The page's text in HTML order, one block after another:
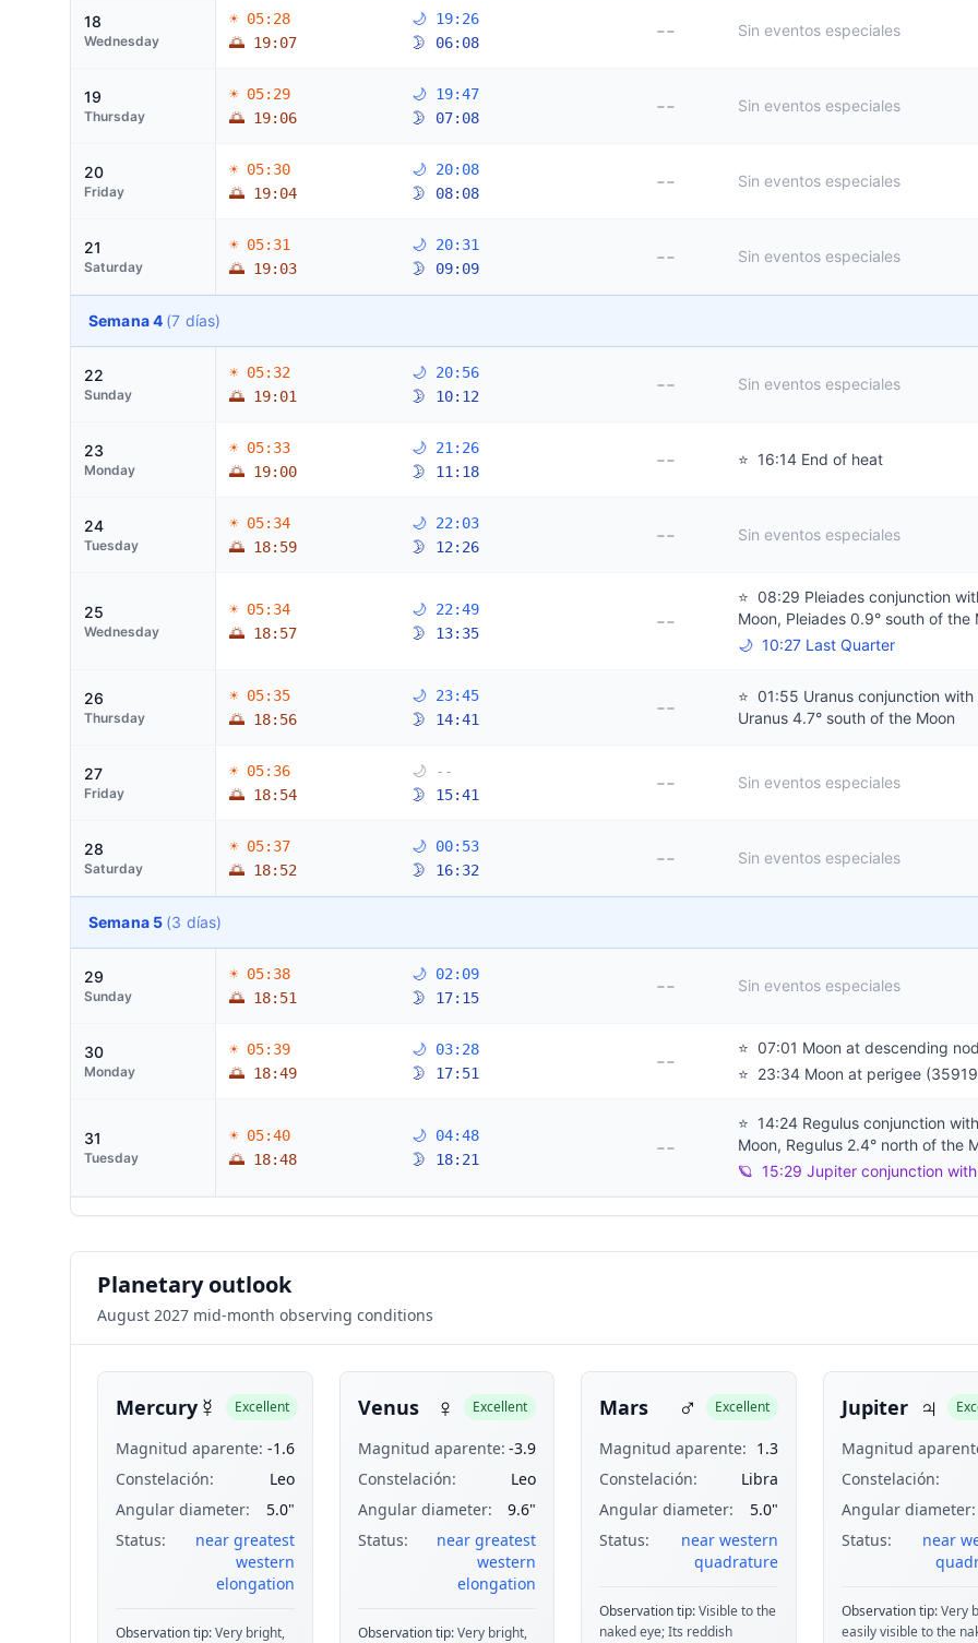
18
Wednesday
☀ 05:28
🌅 19:07
🌙 19:26
🌛 06:08
-- Sin eventos especiales
19
Thursday
☀ 05:29
🌅 19:06
🌙 19:47
🌛 07:08
-- Sin eventos especiales
20
Friday
☀ 05:30
🌅 19:04
🌙 20:08
🌛 08:08
-- Sin eventos especiales
21
Saturday
☀ 05:31
🌅 19:03
🌙 20:31
🌛 09:09
-- Sin eventos especiales
Semana 4 (7 días)
22
Sunday
☀ 05:32
🌅 19:01
🌙 20:56
🌛 10:12
-- Sin eventos especiales
23
Monday
☀ 05:33
🌅 19:00
🌙 21:26
🌛 11:18
-- ⭐ 16:14 End of heat
24
Tuesday
☀ 05:34
🌅 18:59
🌙 22:03
🌛 12:26
-- Sin eventos especiales
25
Wednesday
☀ 05:34
🌅 18:57
🌙 22:49
🌛 13:35
--
⭐ 08:29 Pleiades conjunction
Moon, Pleiades 0.9° south of the
🌙 10:27 Last Quarter
26
Thursday
☀ 05:35
🌅 18:56
🌙 23:45
🌛 14:41
-- ⭐ 01:55 Uranus conjunction with
Uranus 4.7° south of the Moon
27
Friday
☀ 05:36
🌅 18:54
🌙 --
🌛 15:41
-- Sin eventos especiales
28
Saturday
☀ 05:37
🌅 18:52
🌙 00:53
🌛 16:32
-- Sin eventos especiales
Semana 5 (3 días)
29
Sunday
☀ 05:38
🌅 18:51
🌙 02:09
🌛 17:15
-- Sin eventos especiales
30
Monday
☀ 05:39
🌅 18:49
🌙 03:28
🌛 17:51
--
⭐ 07:01 Moon at descending
⭐ 23:34 Moon at perigee
31
Tuesday
☀ 05:40
🌅 18:48
🌙 04:48
🌛 18:21
--
⭐ 14:24 Regulus conjunction
Moon, Regulus 2.4° north of the
🪐 15:29 Jupiter conjunction
Planetary outlook
August 2027 mid-month observing conditions
Mercury ☿ Excellent
Magnitud aparente: -1.6
Constelación:
Leo
Angular diameter:
5.0"
Status:
near greatest
western
elongation
Observation tip:Very bright,
Venus ♀ Excellent
Magnitud aparente: -3.9
Constelación:
Leo
Angular diameter:
9.6"
Status:
near greatest
western
elongation
Observation tip:Very bright,
Mars ♂ Excellent
Magnitud aparente: 1.3
Constelación:
Libra
Angular diameter:
5.0"
Status:
near western
quadrature
Observation tip:Visible to the
naked eye; Its reddish
Jupiter ♃
Magnitud
Constelación:
Angular diameter:
Status:
near
Observation tip:Very
easily visible to the